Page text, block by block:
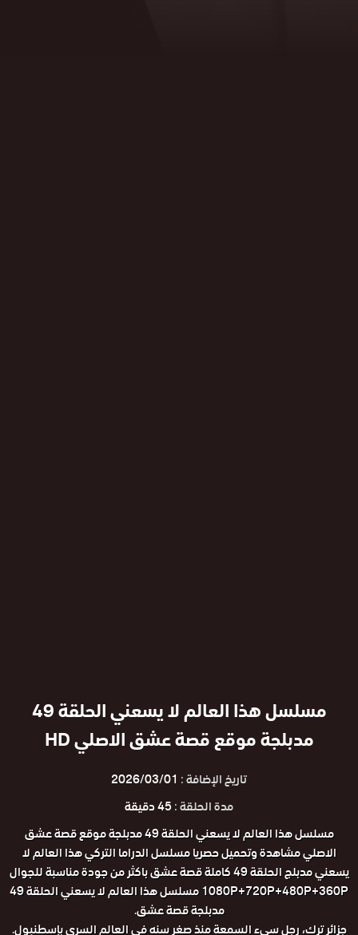
مسلسل هذا العالم لا يسعني الحلقة 49
مدبلجة موقع قصة عشق الاصلي HD
تاريخ الإضافة : 2026/03/01
مدة الحلقة :45 دقيقة
مسلسل هذا العالم لا يسعني الحلقة 49 مدبلجة موقع قصة عشق
الاصلي مشاهدة وتحميل حصريا مسلسل الدراما التركي هذا العالم لا
يسعني مدبلج الحلقة 49 كاملة قصة عشق باكثر من جودة مناسبة للجوال
1080P+720P+480P+360P مسلسل هذا العالم لا يسعني الحلقة 49
مدبلجة قصة عشق.
جزائر ترك، رجل سيء السمعة منذ صغر سنه في العالم السري بإسطنبول.